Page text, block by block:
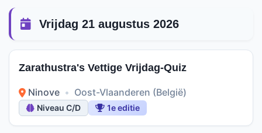
Vrijdag 21 augustus 2026
Zarathustra's Vettige Vrijdag-Quiz
Ninove • Oost-Vlaanderen (België)
Niveau C/D 1e editie